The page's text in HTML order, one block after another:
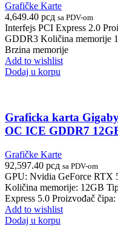
Grafičke Karte
4,649.40 рсд sa PDV-om
Interfejs PCI Express 2.0
GDDR3 Količina memorije
Brzina memorije
Add to wishlist
Dodaj u korpu
Graficka karta
OC ICE GDDR7
Grafičke Karte
92,597.40 рсд sa PDV-om
GPU: Nvidia GeForce RTX
Količina memorije: 12GB
Express 5.0 Proizvođač čipa:
Add to wishlist
Dodaj u korpu